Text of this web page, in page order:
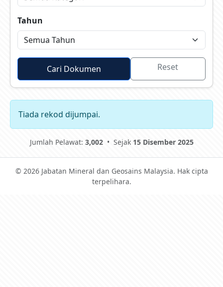
Tahun
Cari Dokumen Reset
Tiada rekod dijumpai.
Jumlah Pelawat: 3,002 • Sejak 15 Disember 2025
© 2026 Jabatan Mineral dan Geosains Malaysia. Hak cipta
terpelihara.